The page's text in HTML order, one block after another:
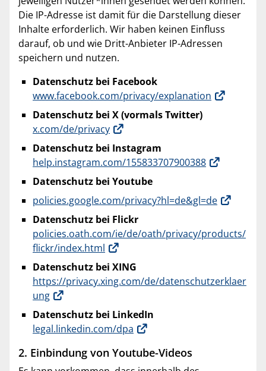
Die IP-Adresse ist damit für die Darstellung dieser
Inhalte erforderlich. Wir haben keinen Einfluss
darauf, ob und wie Dritt-Anbieter IP-Adressen
speichern und nutzen.
Datenschutz bei Facebook
www.facebook.com/privacy/explanation
Datenschutz bei X (vormals Twitter)
x.com/de/privacy
Datenschutz bei Instagram
help.instagram.com/155833707900388
Datenschutz bei Youtube
policies.google.com/privacy?hl=de&gl=de
Datenschutz bei Flickr
policies.oath.com/ie/de/oath/privacy/products/
flickr/index.html
Datenschutz bei XING
https://privacy.xing.com/de/datenschutzerklaer
ung
Datenschutz bei LinkedIn
legal.linkedin.com/dpa
2. Einbindung von Youtube-Videos